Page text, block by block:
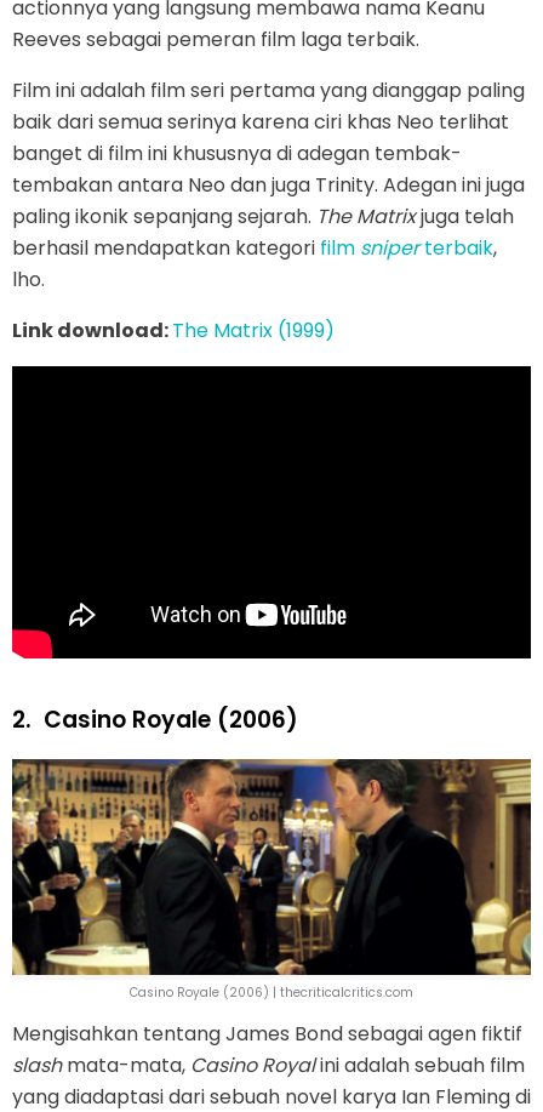
actionnya yang langsung membawa nama Keanu
Reeves sebagai pemeran film laga terbaik.
Film ini adalah film seri pertama yang dianggap paling
baik dari semua serinya karena ciri khas Neo terlihat
banget di film ini khususnya di adegan tembak-
tembakan antara Neo dan juga Trinity. Adegan ini juga
paling ikonik sepanjang sejarah. The Matrixjuga telah
berhasil mendapatkan kategori film sniperterbaik,
lho.
Link download:The Matrix (1999)
2. Casino Royale (2006)
Casino Royale (2006) | thecriticalcritics.com
Mengisahkan tentang James Bond sebagai agen fiktif
slashmata-mata, Casino Royalini adalah sebuah film
yang diadaptasi dari sebuah novel karya Ian Fleming di